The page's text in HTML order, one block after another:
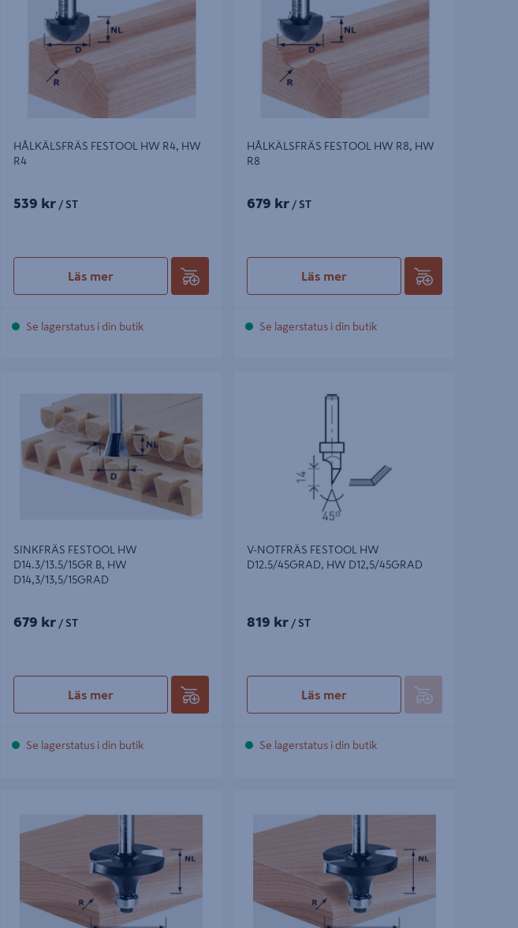
HÅLKÄLSFRÄS FESTOOL HW R4, HW
R4
539 kr / ST
Läs mer
Se lagerstatus i din butik
HÅLKÄLSFRÄS FESTOOL HW R8, HW
R8
679 kr / ST
Läs mer
Se lagerstatus i din butik
HW D14,3/13,5/15GRAD
SINKFRÄS FESTOOL HW
D14.3/13.5/15GR B, HW
D14,3/13,5/15GRAD
679 kr / ST
Läs mer
Se lagerstatus i din butik
HW D12,5/45GRAD
V-NOTFRÄS FESTOOL HW
D12.5/45GRAD, HW D12,5/45GRAD
819 kr / ST
Läs mer
Se lagerstatus i din butik